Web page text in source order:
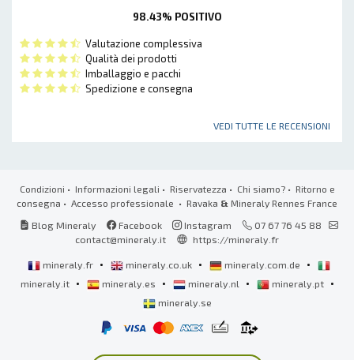
98.43% POSITIVO
Valutazione complessiva
Qualità dei prodotti
Imballaggio e pacchi
Spedizione e consegna
VEDI TUTTE LE RECENSIONI
Condizioni • Informazioni legali • Riservatezza • Chi siamo?• Ritorno e
consegna • Accesso professionale • Ravaka & Mineraly Rennes France
Blog Mineraly
Facebook Instagram
07 67 76 45 88
contact@mineraly.it
https://mineraly.fr
mineraly.fr • mineraly.co.uk • mineraly.com.de •
mineraly.it • mineraly.es • mineraly.nl • mineraly.pt •
mineraly.se